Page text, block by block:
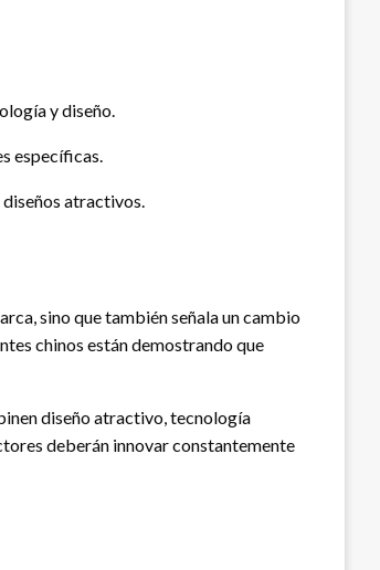
y diseño.
específicas.
atractivos.
sino que también señala un cambio
chinos están demostrando que
diseño atractivo, tecnología
deberán innovar constantemente